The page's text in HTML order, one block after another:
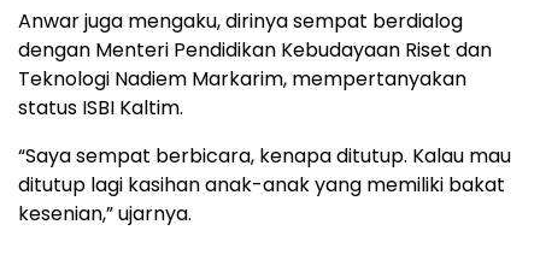
Anwar juga mengaku, dirinya sempat berdialog
dengan Menteri Pendidikan Kebudayaan Riset dan
Teknologi Nadiem Markarim, mempertanyakan
status ISBI Kaltim.
“Saya sempat berbicara, kenapa ditutup. Kalau mau
ditutup lagi kasihan anak-anak yang memiliki bakat
kesenian,” ujarnya.